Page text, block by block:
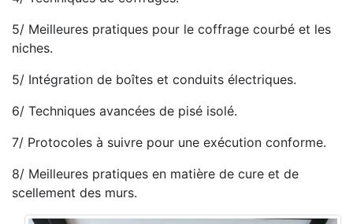
5/ Meilleures pratiques pour le coffrage courbé et les
niches.
5/ Intégration de boîtes et conduits électriques.
6/ Techniques avancées de pisé isolé.
7/ Protocoles à suivre pour une exécution conforme.
8/ Meilleures pratiques en matière de cure et de
scellement des murs.